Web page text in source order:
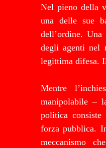
Nel pieno della
una delle sue
dell’ordine. Una
degli agenti nel
legittima difesa.
Mentre
manipolabile –
politica
forza pubblica.
meccanismo